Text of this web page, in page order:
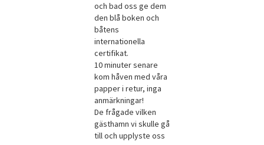
och bad oss ge dem
den blå boken och
båtens
internationella
certifikat.
10 minuter senare
kom håven med våra
papper i retur, inga
anmärkningar!
De frågade vilken
gästhamn vi skulle gå
till och upplyste oss